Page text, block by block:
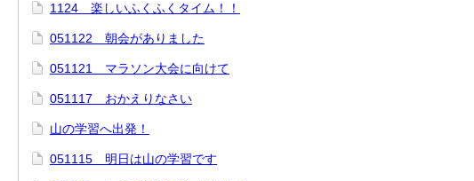
1124 楽しいふくふくタイム！！
051122 朝会がありました
051121 マラソン大会に向けて
051117 おかえりなさい
山の学習へ出発！
051115 明日は山の学習です